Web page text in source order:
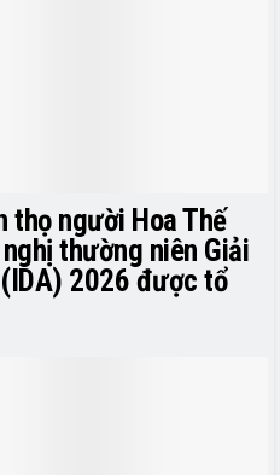
thọ người Hoa Thế
thường niên Giải
2026 được tổ